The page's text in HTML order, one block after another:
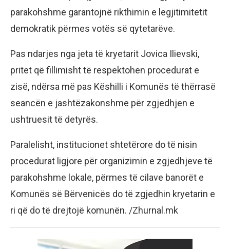
parakohshme garantojnë rikthimin e legjitimitetit
demokratik përmes votës së qytetarëve.
Pas ndarjes nga jeta të kryetarit Jovica Ilievski,
pritet që fillimisht të respektohen procedurat e
zisë, ndërsa më pas Këshilli i Komunës të thërrasë
seancën e jashtëzakonshme për zgjedhjen e
ushtruesit të detyrës.
Paralelisht, institucionet shtetërore do të nisin
procedurat ligjore për organizimin e zgjedhjeve të
parakohshme lokale, përmes të cilave banorët e
Komunës së Bërvenicës do të zgjedhin kryetarin e
ri që do të drejtojë komunën. /Zhurnal.mk